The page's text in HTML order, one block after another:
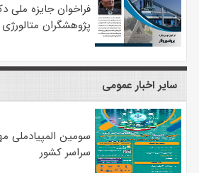
فراخوان جایزه ملی
پژوهشگران
سایر اخبار عمومی
سومین المپیادملی
سراسر کشور